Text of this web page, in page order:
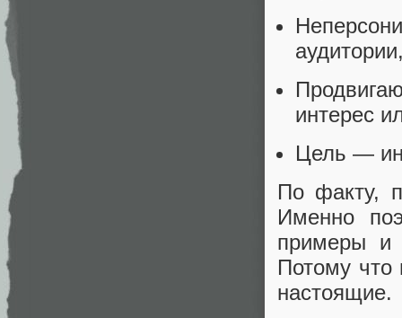
интерес
Цель —
По факту,
Именно
примеры и
Потому
настоящие.